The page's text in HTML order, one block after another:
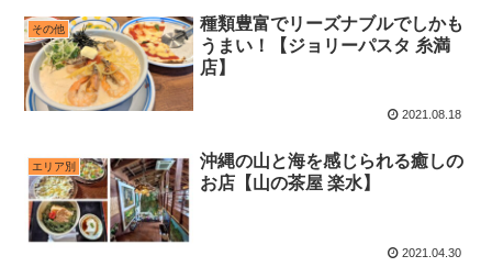
その他
種類豊富でリーズナブルでしかも
うまい！【ジョリーパスタ 糸満
店】
2021.08.18
エリア別
沖縄の山と海を感じられる癒しの
お店【山の茶屋 楽水】
2021.04.30